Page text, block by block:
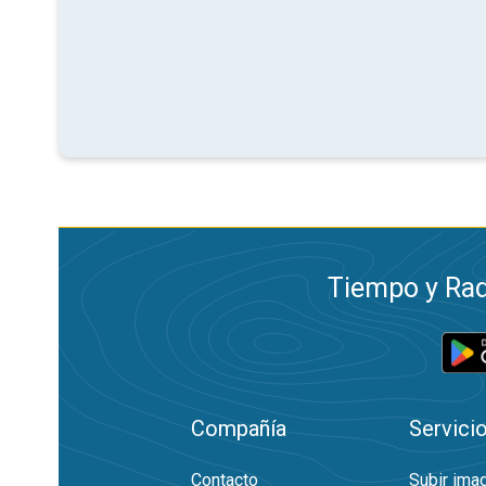
Tiempo y
Compañía
Contacto Subir